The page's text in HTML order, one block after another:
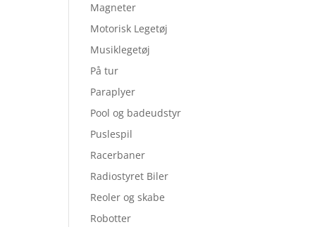
Magneter
Motorisk Legetøj
Musiklegetøj
På tur
Paraplyer
Pool og badeudstyr
Puslespil
Racerbaner
Radiostyret Biler
Reoler og skabe
Robotter